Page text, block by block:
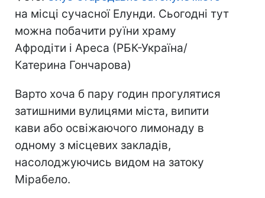
на місці сучасної Елунди. Сьогодні тут
можна побачити руїни храму
Афродіти і Ареса (РБК-Україна/
Катерина Гончарова)
Варто хоча б пару годин прогулятися
затишними вулицями міста, випити
кави або освіжаючого лимонаду в
одному з місцевих закладів,
насолоджуючись видом на затоку
Мірабело.